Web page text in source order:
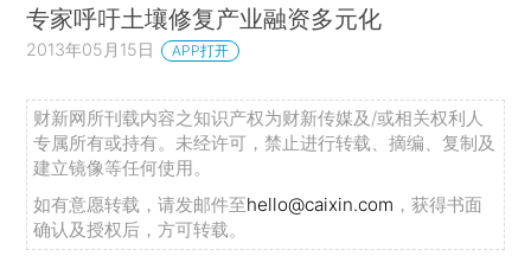
专家呼吁土壤修复产业融资多元化
2013年05月15日 APP打开
财新网所刊载内容之知识产权为财新传媒及/或相关权利人
专属所有或持有。未经许可，禁止进行转载、摘编、复制及
建立镜像等任何使用。
如有意愿转载，请发邮件至hello@caixin.com ，获得书面
确认及授权后，方可转载。